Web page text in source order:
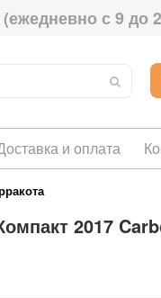
с 9 до
и оплата
2017